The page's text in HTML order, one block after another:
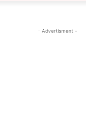
- Advertisment -